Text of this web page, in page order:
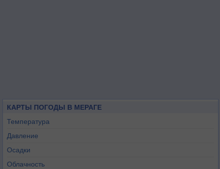
КАРТЫ ПОГОДЫ В МЕРАГЕ
Температура
Давление
Осадки
Облачность